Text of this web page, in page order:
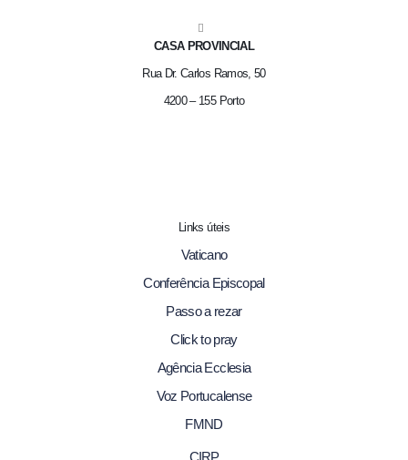
CASA PROVINCIAL
Rua Dr. Carlos Ramos, 50
4200 – 155 Porto
Links úteis
Vaticano
Conferência Episcopal
Passo a rezar
Click to pray
Agência Ecclesia
Voz Portucalense
FMND
CIRP